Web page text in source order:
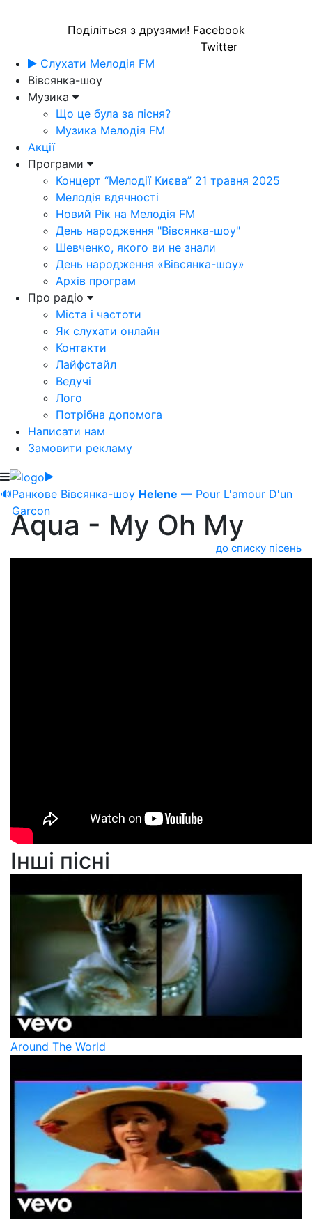
Поділіться з друзями! Facebook
Twitter
Слухати Мелодія FM
Вівсянка-шоу
Музика
Що це була за пісня?
Музика Мелодія FM
Акції
Програми
Концерт “Мелодії Києва” 21 травня 2025
Мелодія вдячності
Новий Рік на Мелодія FM
День народження "Вівсянка-шоу"
Шевченко, якого ви не знали
День народження «Вівсянка-шоу»
Архів програм
Про радіо
Міста і частоти
Як слухати онлайн
Контакти
Лайфстайл
Ведучі
Лого
Потрібна допомога
Написати нам
Замовити рекламу
🔊Ранкове Вівсянка-шоу Helene — Pour L'amour D'un
Garcon
Aqua - My Oh My
до списку пісень
Інші пісні
Around The World